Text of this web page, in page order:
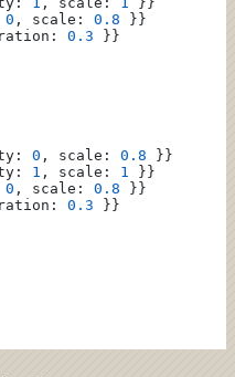
0 , scale: 0.8 }}
0.3 }}
0 , scale: 0.8 }}
1 , scale: 1
}}
0 , scale: 0.8 }}
0.3 }}